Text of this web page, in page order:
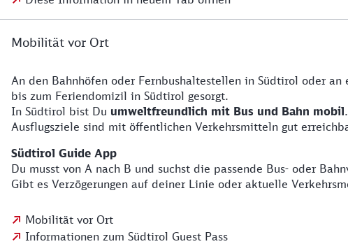
Mobilität vor Ort
An den Bahnhöfen oder Fernbushaltestellen in Südtirol oder
bis zum Feriendomizil in Südtirol gesorgt.
In Südtirol bist Du umweltfreundlich mit Bus und Bahn mobil
Ausflugsziele sind mit öffentlichen Verkehrsmitteln gut
Südtirol Guide App
Du musst von A nach B und suchst die passende Bus- oder
Gibt es Verzögerungen auf deiner Linie oder aktuelle
Mobilität vor Ort
Informationen zum Südtirol Guest Pass